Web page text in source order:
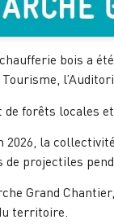
bois a
Tourisme,
forêts locales
la
de projectiles
Grand
territoire.